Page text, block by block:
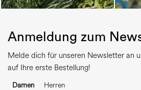
Anmeldung zum
Melde dich für unseren Newsletter an
auf Ihre erste Bestellung!
Damen Herren